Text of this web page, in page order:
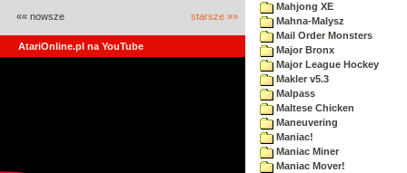
«« nowsze starsze »»
AtariOnline.pl na YouTube
Mahjong XE
Mahna-Malysz
Mail Order Monsters
Major Bronx
Major League Hockey
Makler v5.3
Malpass
Maltese Chicken
Maneuvering
Maniac!
Maniac Miner
Maniac Mover!